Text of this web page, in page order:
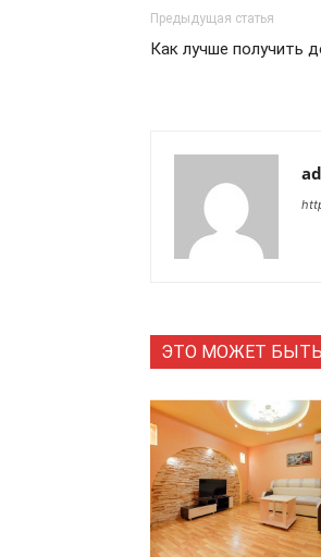
Предыдущая статья
Как лучше получить
ЭТО МОЖЕТ